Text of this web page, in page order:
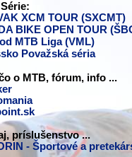
XCM TOUR (SXCMT)
BIKE OPEN TOUR
MTB Liga (VML)
Považská séria
o MTB, fórum, info ...
príslušenstvo ...
- Športové a